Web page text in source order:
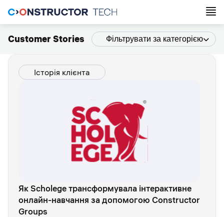
Customer Stories Фільтрувати за категорією
Історія клієнта
Як Scholege трансформувала інтерактивне
онлайн-навчання за допомогою Constructor
Groups